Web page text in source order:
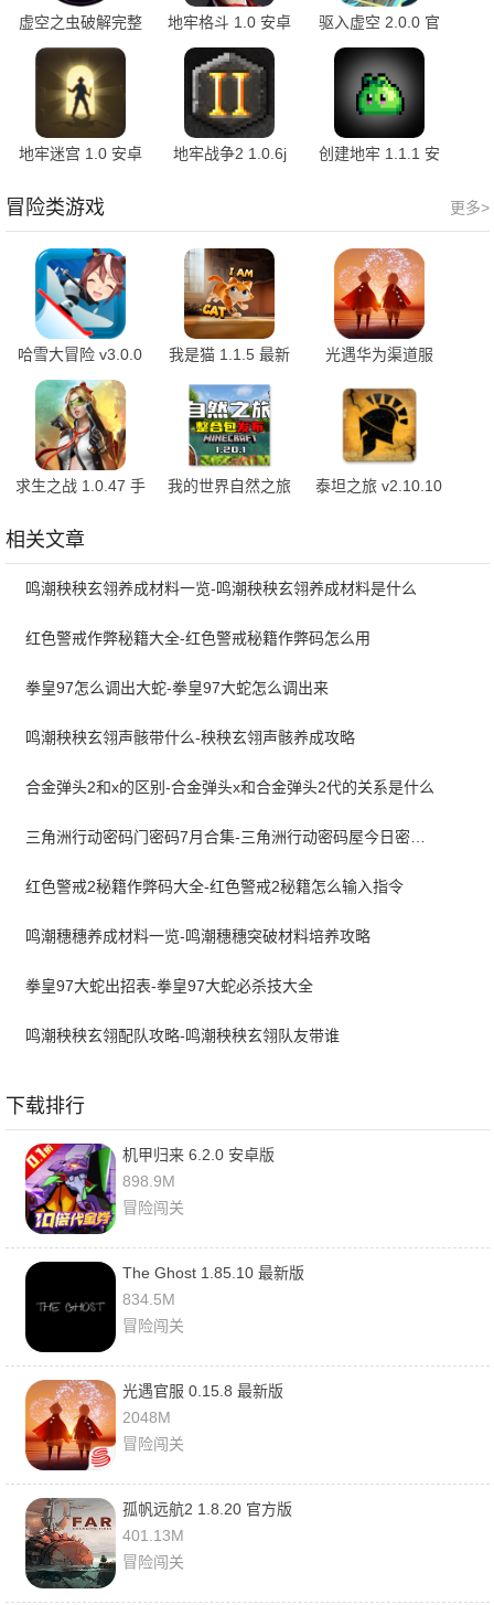
虚空之虫破解完整
版 3.1 手机版
地牢格斗 1.0 安卓
版
驱入虚空 2.0.0 官
方版
地牢迷宫 1.0 安卓
地牢战争2 1.0.6j
创建地牢 1.1.1 安
更多>
冒险类游戏
哈雪大冒险 v3.0.0
安卓版
我是猫 1.1.5 最新
光遇华为渠道服
求生之战 1.0.47 手
我的世界自然之旅
泰坦之旅 v2.10.10
相关文章
鸣潮秧秧玄翎养成材料一览-鸣潮秧秧玄翎养成材料是什么
红色警戒作弊秘籍大全-红色警戒秘籍作弊码怎么用
拳皇97怎么调出大蛇-拳皇97大蛇怎么调出来
鸣潮秧秧玄翎声骸带什么-秧秧玄翎声骸养成攻略
合金弹头2和x的区别-合金弹头x和合金弹头2代的关系是什么
三角洲行动密码门密码7月合集-三角洲行动密码屋今日密码大全2026最新7月
红色警戒2秘籍作弊码大全-红色警戒2秘籍怎么输入指令
鸣潮穗穗养成材料一览-鸣潮穗穗突破材料培养攻略
拳皇97大蛇出招表-拳皇97大蛇必杀技大全
鸣潮秧秧玄翎配队攻略-鸣潮秧秧玄翎队友带谁
下载排行
机甲归来 6.2.0 安卓版
898.9M
冒险闯关
The Ghost 1.85.10 最新版
834.5M
冒险闯关
光遇官服 0.15.8 最新版
2048M
冒险闯关
孤帆远航2 1.8.20 官方版
401.13M
冒险闯关